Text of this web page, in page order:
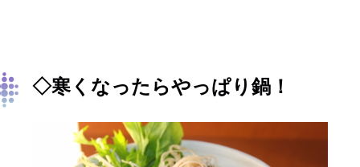
◇寒くなったらやっぱり鍋！